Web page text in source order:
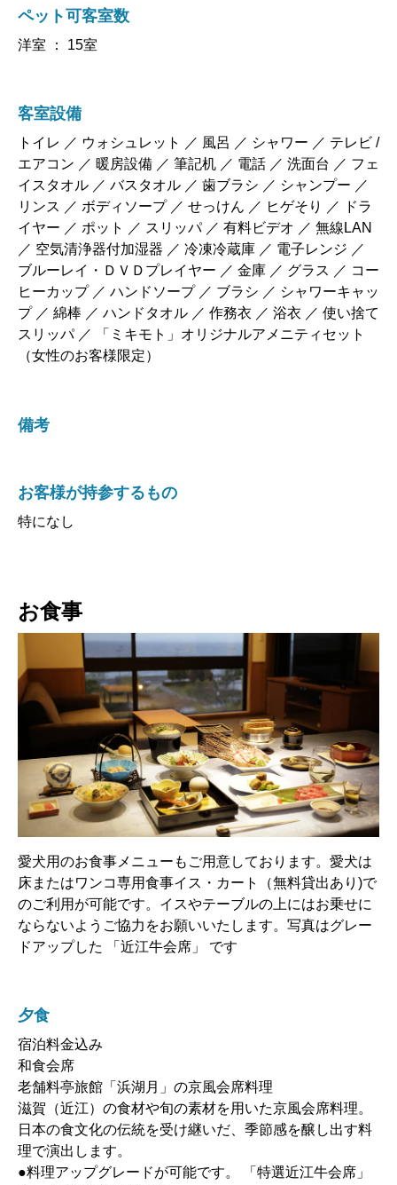
ペット可客室数
洋室 ： 15室
客室設備
トイレ ／ ウォシュレット ／ 風呂 ／ シャワー ／ テレビ /
エアコン ／ 暖房設備 ／ 筆記机 ／ 電話 ／ 洗面台 ／ フェ
イスタオル ／ バスタオル ／ 歯ブラシ ／ シャンプー ／
リンス ／ ボディソープ ／ せっけん ／ ヒゲそり ／ ドラ
イヤー ／ ポット ／ スリッパ ／ 有料ビデオ ／ 無線LAN
／ 空気清浄器付加湿器 ／ 冷凍冷蔵庫 ／ 電子レンジ ／
ブルーレイ・ＤＶＤプレイヤー ／ 金庫 ／ グラス ／ コー
ヒーカップ ／ ハンドソープ ／ ブラシ ／ シャワーキャッ
プ ／ 綿棒 ／ ハンドタオル ／ 作務衣 ／ 浴衣 ／ 使い捨て
スリッパ ／ 「ミキモト」オリジナルアメニティセット
（女性のお客様限定）
備考
お客様が持参するもの
特になし
お食事
愛犬用のお食事メニューもご用意しております。愛犬は
床またはワンコ専用食事イス・カート（無料貸出あり)で
のご利用が可能です。イスやテーブルの上にはお乗せに
ならないようご協力をお願いいたします。写真はグレー
ドアップした 「近江牛会席」 です
夕食
宿泊料金込み
和食会席
老舗料亭旅館「浜湖月」の京風会席料理
滋賀（近江）の食材や旬の素材を用いた京風会席料理。
日本の食文化の伝統を受け継いだ、季節感を醸し出す料
理で演出します。
●料理アップグレードが可能です。 「特選近江牛会席」